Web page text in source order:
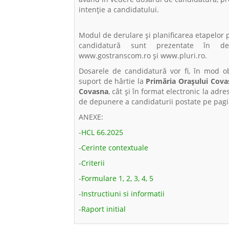
intenție a candidatului.
Modul de derulare şi planificarea
candidatură sunt prezentate în
www.gostranscom.ro și www.pluri.ro.
Dosarele de candidatură vor fi, în mod
suport de hârtie la Primăria Orașului
Covasna, cât şi în format electronic la
de depunere a candidaturii postate pe
ANEXE:
-HCL 66.2025
-Cerinte contextuale
-Criterii
-Formulare 1, 2, 3, 4, 5
-Instructiuni si informatii
-Raport initial